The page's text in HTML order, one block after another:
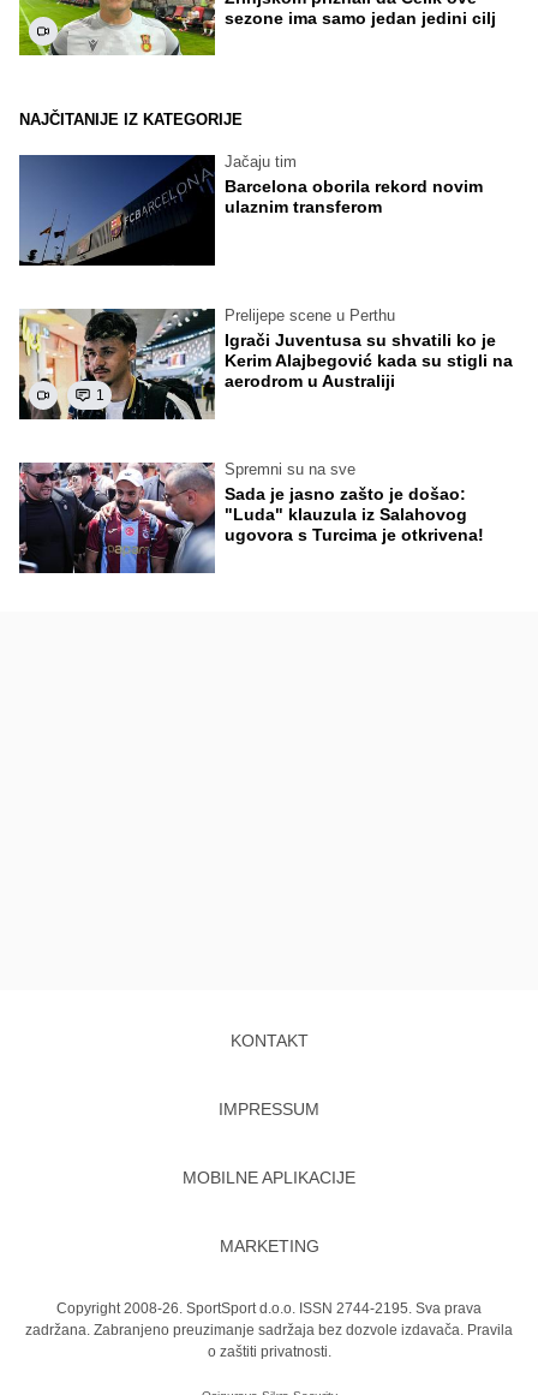
sezone ima samo jedan jedini cilj
NAJČITANIJE IZ KATEGORIJE
Jačaju tim
Barcelona oborila rekord novim
ulaznim transferom
1
Prelijepe scene u Perthu
Igrači Juventusa su shvatili ko je
Kerim Alajbegović kada su stigli na
aerodrom u Australiji
Spremni su na sve
Sada je jasno zašto je došao:
"Luda" klauzula iz Salahovog
ugovora s Turcima je otkrivena!
KONTAKT
IMPRESSUM
MOBILNE APLIKACIJE
MARKETING
Copyright 2008-26. SportSport d.o.o. ISSN 2744-2195. Sva prava
zadržana. Zabranjeno preuzimanje sadržaja bez dozvole izdavača. Pravila
o zaštiti privatnosti.